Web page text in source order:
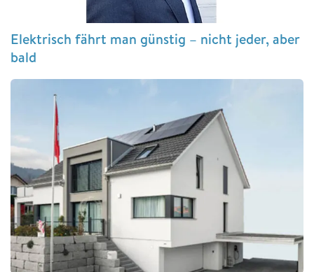
Elektrisch fährt man günstig – nicht jeder, aber
bald